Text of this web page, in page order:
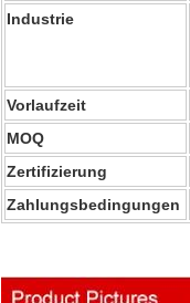
Industrie
Vorlaufzeit
MOQ
Zertifizierung
Zahlungsbedingungen